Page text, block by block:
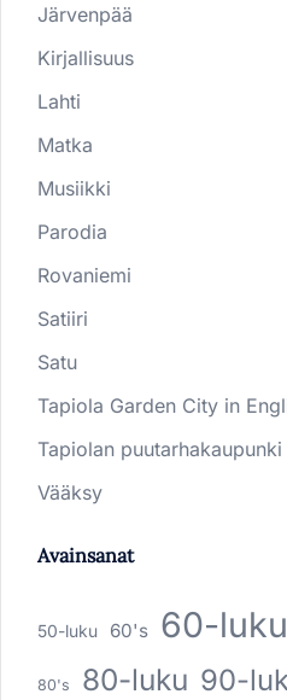
Järvenpää
Kirjallisuus
Lahti
Matka
Musiikki
Parodia
Rovaniemi
Satiiri
Satu
Tapiola Garden City in
Tapiolan puutarhakaupunki
Vääksy
Avainsanat
50-luku 60's 60-luku
80's 80-luku 90-